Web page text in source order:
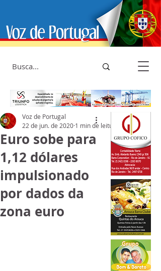
Euro sobe para
1,12 dólares
impulsionado
por dados da
zona euro
Voz de Portugal
22 de jun. de 2020 1 min de leitura